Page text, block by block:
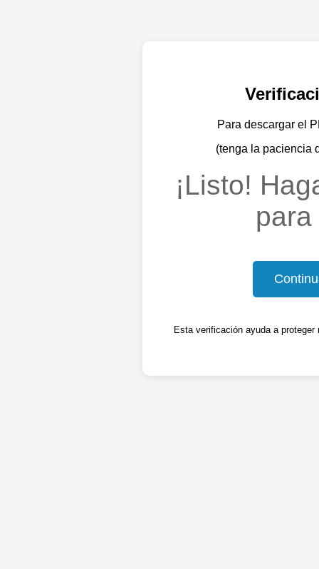
Para descargar el
(tenga la paciencia
¡Listo!
Esta verificación ayuda a